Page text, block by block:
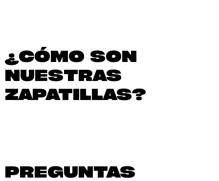
¿CÓMO SON
NUESTRAS
ZAPATILLAS?
PREGUNTAS